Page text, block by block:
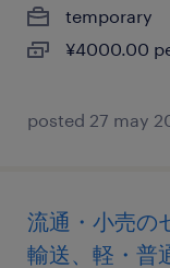
temporary
¥4000.00
posted 27 may
流通・小売の
輸送、軽・普